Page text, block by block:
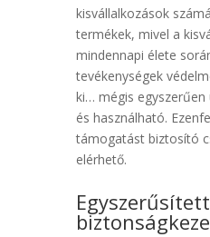
kisvállalkozások
termékek, mivel a
mindennapi élete
tevékenységek
ki… mégis egyszerűen
és használható.
támogatást biztosító
elérhető.
Egyszerűsített